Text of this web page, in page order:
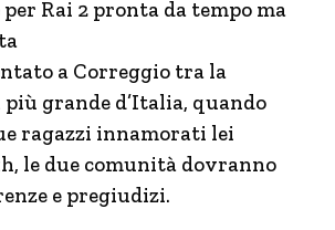
per Rai 2 pronta da tempo ma
a Correggio tra la
grande d’Italia, quando
ragazzi innamorati lei
le due comunità dovranno
e pregiudizi.